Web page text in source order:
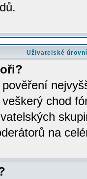
Uživatelské
chod
na